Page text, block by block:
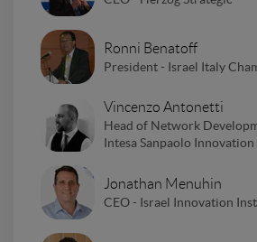
Ronni Benatoff
President - Israel Italy
Vincenzo Antonetti
Head of Network
Intesa Sanpaolo
Jonathan Menuhin
CEO - Israel Innovation